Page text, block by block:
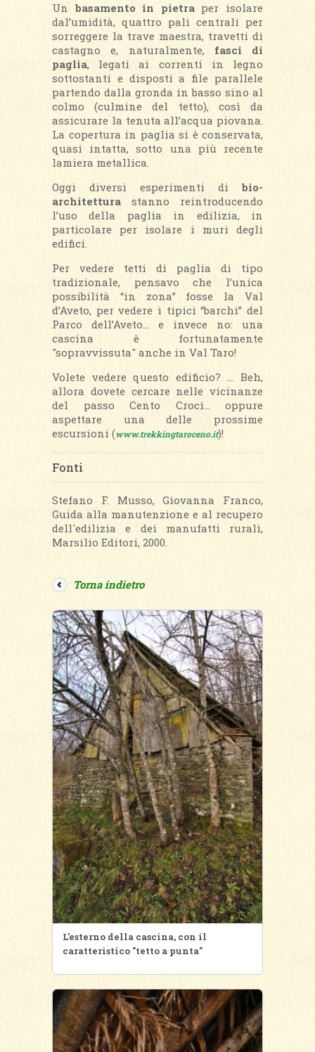
Un basamento in pietraper isolare
dal’umidità, quattro pali centrali per
sorreggere la trave maestra, travetti di
castagno e, naturalmente, fasci di
paglia, legati ai correnti in legno
sottostanti e disposti a file parallele
partendo dalla gronda in basso sino al
colmo (culmine del tetto), così da
assicurare la tenuta all’acqua piovana.
La copertura in paglia si è conservata,
quasi intatta, sotto una più recente
lamiera metallica.
Oggi diversi esperimenti di bio-
architettura stanno reintroducendo
l’uso della paglia in edilizia, in
particolare per isolare i muri degli
edifici.
Per vedere tetti di paglia di tipo
tradizionale, pensavo che l’unica
possibilità “in zona” fosse la Val
d’Aveto, per vedere i tipici “barchi” del
Parco dell’Aveto... e invece no: una
cascina è fortunatamente
"sopravvissuta" anche in Val Taro!
Volete vedere questo edificio? … Beh,
allora dovete cercare nelle vicinanze
del passo Cento Croci… oppure
aspettare una delle prossime
escursioni (www.trekkingtaroceno.it)!
Fonti
Stefano F. Musso, Giovanna Franco,
Guida alla manutenzione e al recupero
dell'edilizia e dei manufatti rurali,
Marsilio Editori, 2000.
Torna indietro
L'esterno della cascina, con il
caratteristico "tetto a punta"